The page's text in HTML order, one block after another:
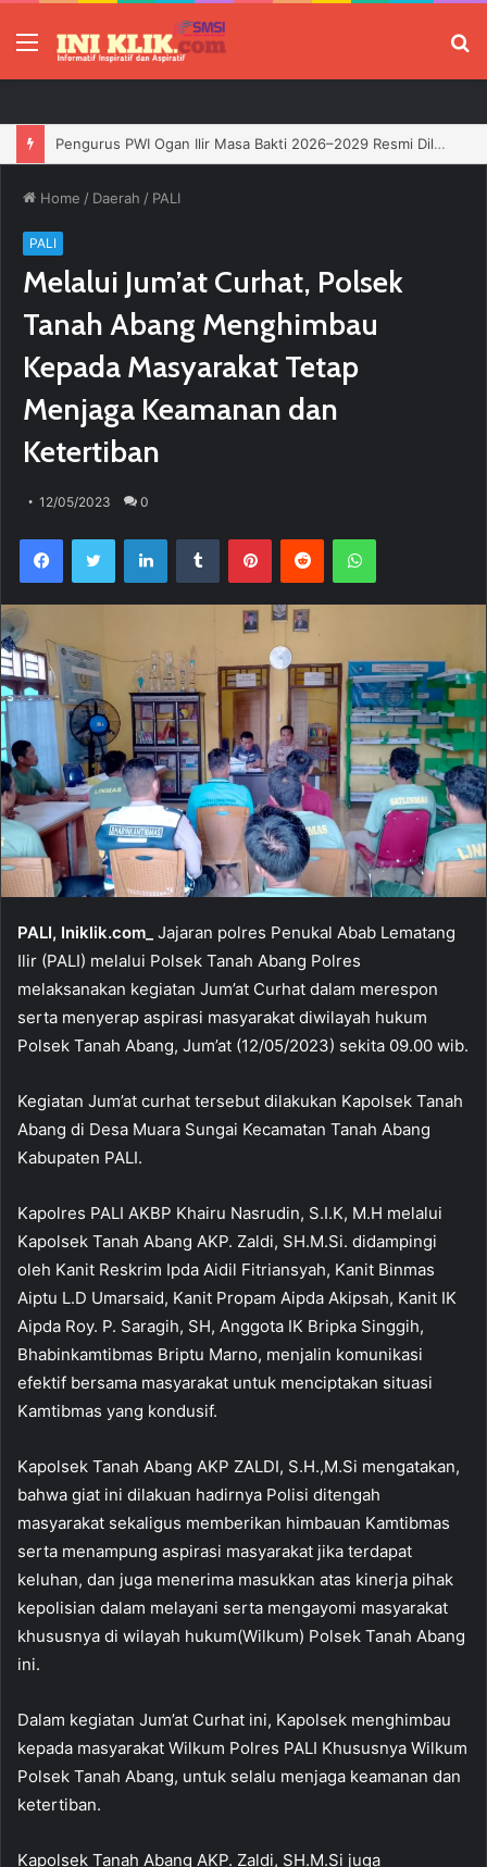
Menu
Pengurus PWI Ogan Ilir Masa Bakti 2026–2029 Resmi Dilantik, Siap Perkuat Profesionalisme Wartawan
Home / Daerah / PALI
PALI
Melalui Jum’at Curhat, Polsek
Tanah Abang Menghimbau
Kepada Masyarakat Tetap
Menjaga Keamanan dan
Ketertiban
12/05/2023 0
PALI, Iniklik.com_ Jajaran polres Penukal Abab Lematang
Ilir (PALI) melalui Polsek Tanah Abang Polres
melaksanakan kegiatan Jum’at Curhat dalam merespon
serta menyerap aspirasi masyarakat diwilayah hukum
Polsek Tanah Abang, Jum’at (12/05/2023) sekita 09.00 wib.
Kegiatan Jum’at curhat tersebut dilakukan Kapolsek Tanah
Abang di Desa Muara Sungai Kecamatan Tanah Abang
Kabupaten PALI.
Kapolres PALI AKBP Khairu Nasrudin, S.I.K, M.H melalui
Kapolsek Tanah Abang AKP. Zaldi, SH.M.Si. didampingi
oleh Kanit Reskrim Ipda Aidil Fitriansyah, Kanit Binmas
Aiptu L.D Umarsaid, Kanit Propam Aipda Akipsah, Kanit IK
Aipda Roy. P. Saragih, SH, Anggota IK Bripka Singgih,
Bhabinkamtibmas Briptu Marno, menjalin komunikasi
efektif bersama masyarakat untuk menciptakan situasi
Kamtibmas yang kondusif.
Kapolsek Tanah Abang AKP ZALDI, S.H.,M.Si mengatakan,
bahwa giat ini dilakuan hadirnya Polisi ditengah
masyarakat sekaligus memberikan himbauan Kamtibmas
serta menampung aspirasi masyarakat jika terdapat
keluhan, dan juga menerima masukkan atas kinerja pihak
kepolisian dalam melayani serta mengayomi masyarakat
khususnya di wilayah hukum(Wilkum) Polsek Tanah Abang
ini.
Dalam kegiatan Jum’at Curhat ini, Kapolsek menghimbau
kepada masyarakat Wilkum Polres PALI Khususnya Wilkum
Polsek Tanah Abang, untuk selalu menjaga keamanan dan
ketertiban.
Kapolsek Tanah Abang AKP. Zaldi, SH.M.Si juga